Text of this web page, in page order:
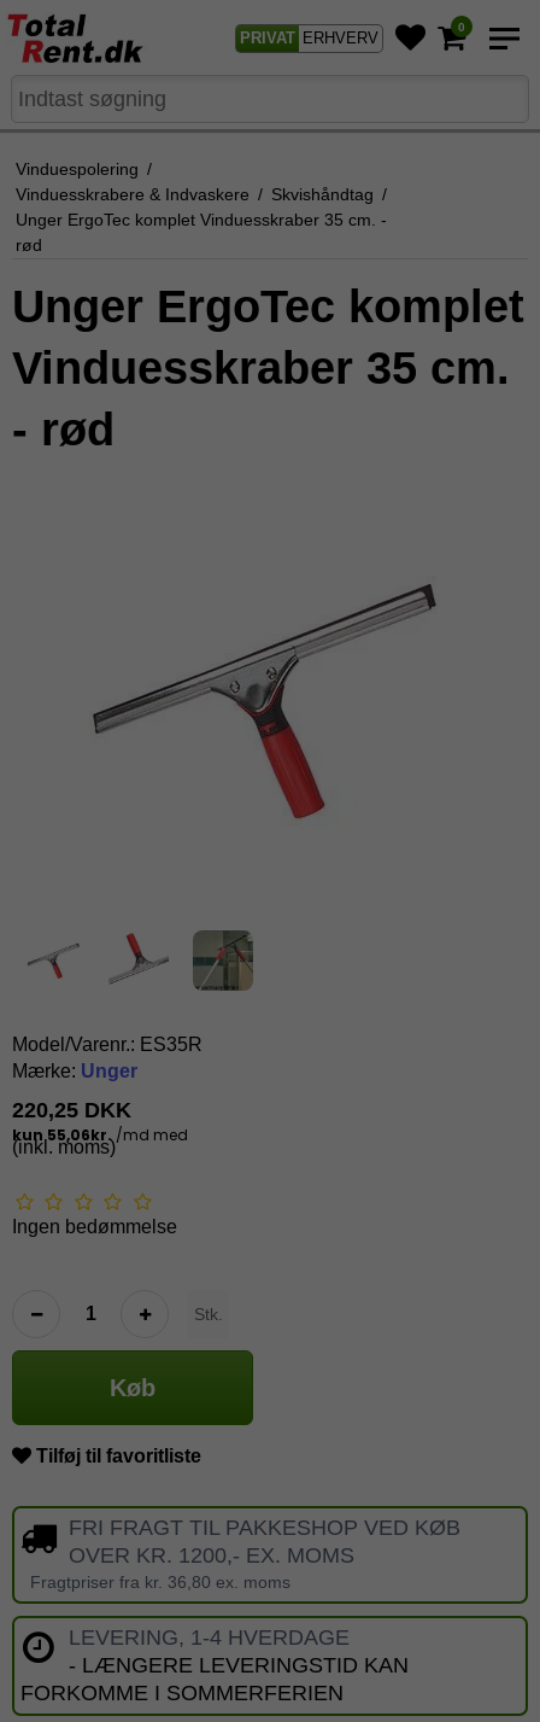
PRIVAT ERHVERV
0
Vinduespolering /
Vinduesskrabere & Indvaskere / Skvishåndtag /
Unger ErgoTec komplet Vinduesskraber 35 cm. -
rød
Unger ErgoTec komplet
Vinduesskraber 35 cm.
- rød
Model/Varenr.: ES35R
Mærke: Unger
220,25 DKK
(inkl. moms)
Ingen bedømmelse
Stk.
Køb
Tilføj til favoritliste
FRI FRAGT TIL PAKKESHOP VED KØB
OVER KR. 1200,- EX. MOMS
Fragtpriser fra kr. 36,80 ex. moms
LEVERING, 1-4 HVERDAGE
- LÆNGERE LEVERINGSTID KAN
FORKOMME I SOMMERFERIEN